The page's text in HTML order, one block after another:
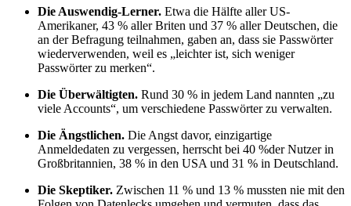
Die Auswendig-Lerner. Etwa die Hälfte aller US-
Amerikaner, 43 % aller Briten und 37 % aller Deutschen, die
an der Befragung teilnahmen, gaben an, dass sie Passwörter
wiederverwenden, weil es „leichter ist, sich weniger
Passwörter zu merken“.
Die Überwältigten. Rund 30 % in jedem Land nannten „zu
viele Accounts“, um verschiedene Passwörter zu verwalten.
Die Ängstlichen. Die Angst davor, einzigartige
Anmeldedaten zu vergessen, herrscht bei 40 %der Nutzer in
Großbritannien, 38 % in den USA und 31 % in Deutschland.
Die Skeptiker. Zwischen 11 % und 13 % mussten nie mit den